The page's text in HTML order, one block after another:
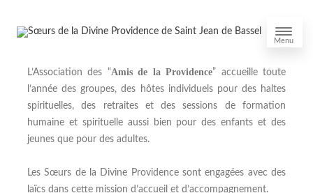
Menu
L’Association des “Amis de la Providence” accueille toute
l’année des groupes, des hôtes individuels pour des haltes
spirituelles, des retraites et des sessions de formation
humaine et spirituelle aussi bien pour des enfants et des
jeunes que pour des adultes.
Les Sœurs de la Divine Providence sont engagées avec des
laïcs dans cette mission d’accueil et d’accompagnement.